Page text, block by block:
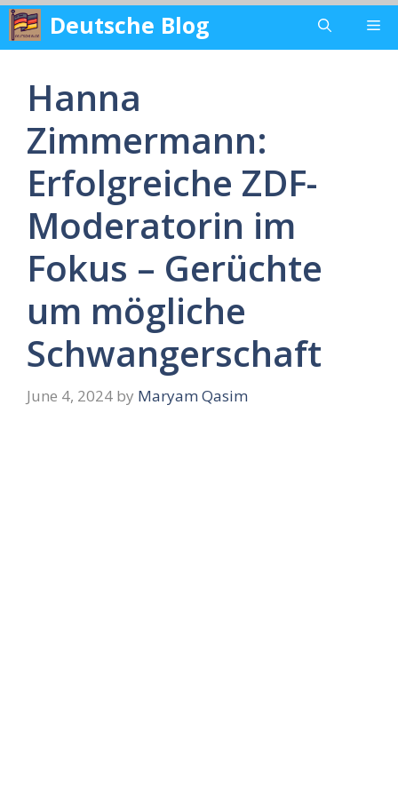
Skip
content
Deutsche Blog
Hanna
Zimmermann:
Erfolgreiche ZDF-
Moderatorin im
Fokus – Gerüchte
um mögliche
Schwangerschaft
June 4, 2024 by Maryam Qasim